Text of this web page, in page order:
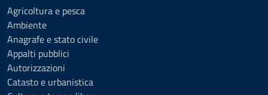
Agricoltura e pesca
Ambiente
Anagrafe e stato civile
Appalti pubblici
Autorizzazioni
Catasto e urbanistica